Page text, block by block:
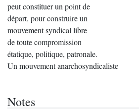
peut constituer un point de
départ, pour construire un
mouvement syndical libre
de toute compromission
étatique, politique, patronale.
Un mouvement anarchosyndicaliste
Notes